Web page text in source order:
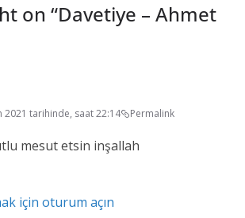
on “Davetiye – Ahmet
2021 tarihinde, saat 22:14 Permalink
mesut etsin inşallah
için oturum açın